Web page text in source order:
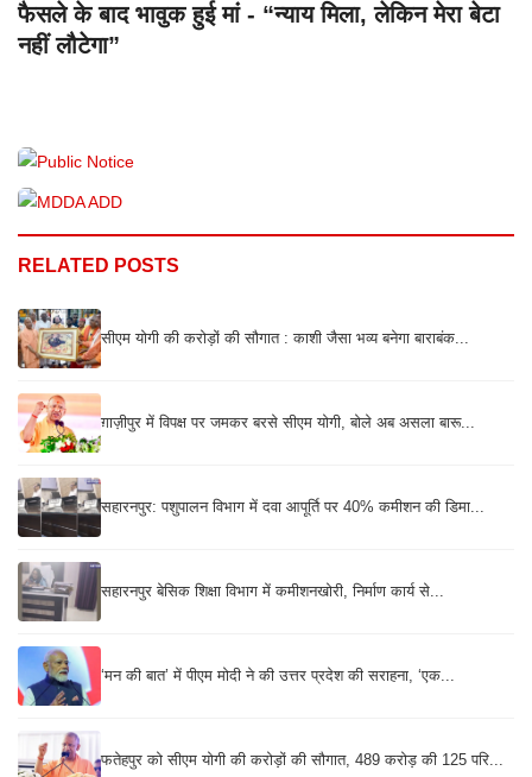
फैसले के बाद भावुक हुई मां - “न्याय मिला, लेकिन मेरा बेटा
नहीं लौटेगा”
RELATED POSTS
सीएम योगी की करोड़ों की सौगात : काशी जैसा भव्य बनेगा बाराबंक...
ग़ाज़ीपुर में विपक्ष पर जमकर बरसे सीएम योगी, बोले अब असला बारू...
सहारनपुर: पशुपालन विभाग में दवा आपूर्ति पर 40% कमीशन की डिमा...
सहारनपुर बेसिक शिक्षा विभाग में कमीशनखोरी, निर्माण कार्य से...
‘मन की बात’ में पीएम मोदी ने की उत्तर प्रदेश की सराहना, ‘एक...
फतेहपुर को सीएम योगी की करोड़ों की सौगात, 489 करोड़ की 125 परि...